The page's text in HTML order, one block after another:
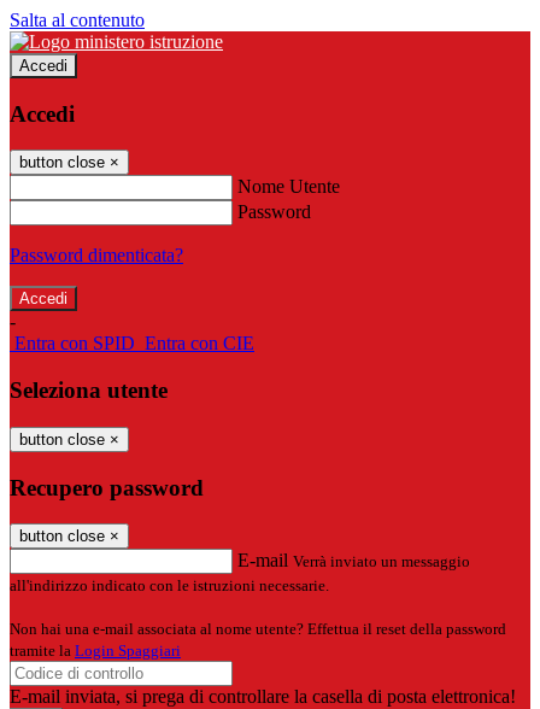
Salta al contenuto
Accedi
Accedi
button close ×
Nome Utente
Password
Password dimenticata?
-
Entra con SPID Entra con CIE
Seleziona utente
button close ×
Recupero password
button close ×
E-mail Verrà inviato un messaggio
all'indirizzo indicato con le istruzioni necessarie.
Non hai una e-mail associata al nome utente? Effettua il reset della password
tramite la Login Spaggiari
E-mail inviata, si prega di controllare la casella di posta elettronica!